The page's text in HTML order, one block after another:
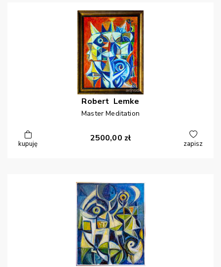
Robert Lemke
Master Meditation
kupuję
2500,00 zł
zapisz